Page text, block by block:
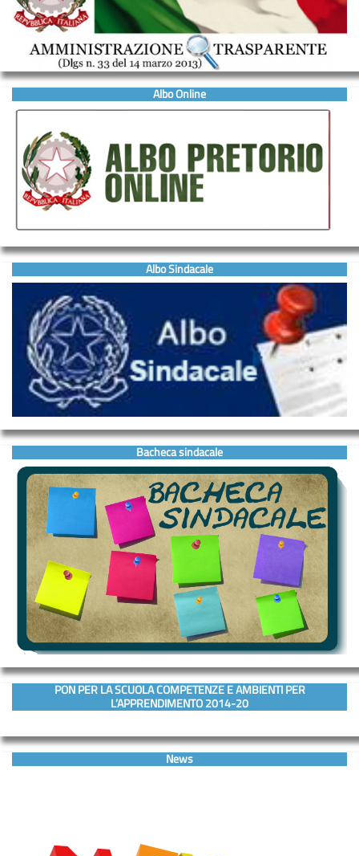
Albo Online
Albo Sindacale
Bacheca sindacale
PON PER LA SCUOLA COMPETENZE E AMBIENTI PER
L’APPRENDIMENTO 2014-20
News